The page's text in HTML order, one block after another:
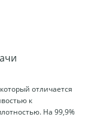
отличается
к
На 99,9%